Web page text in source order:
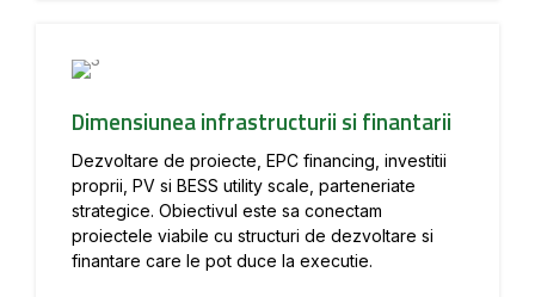
Dimensiunea infrastructurii si finantarii
Dezvoltare de proiecte, EPC financing, investitii
proprii, PV si BESS utility scale, parteneriate
strategice. Obiectivul este sa conectam
proiectele viabile cu structuri de dezvoltare si
finantare care le pot duce la executie.